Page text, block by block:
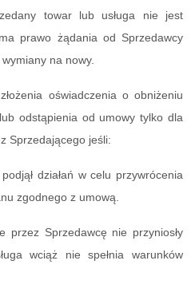
towar lub usługa nie jest
prawo żądania od Sprzedawcy
na nowy.
oświadczenia o obniżeniu
odstąpienia od umowy tylko dla
Sprzedającego jeśli:
działań w celu przywrócenia
zgodnego z umową.
przez Sprzedawcę nie przyniosły
wciąż nie spełnia warunków